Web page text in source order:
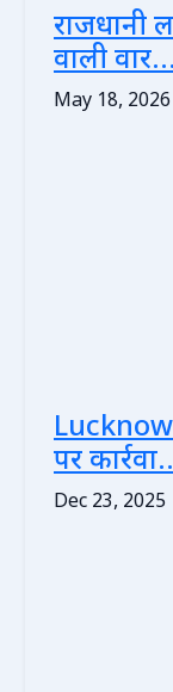
वाली
May 18, 2026
पर
Dec 23, 2025